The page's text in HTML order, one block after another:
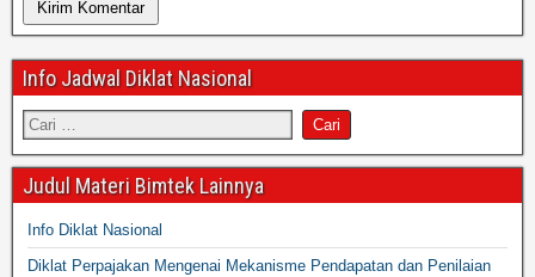
Info Jadwal Diklat Nasional
Judul Materi Bimtek Lainnya
Info Diklat Nasional
Diklat Perpajakan Mengenai Mekanisme Pendapatan dan Penilaian